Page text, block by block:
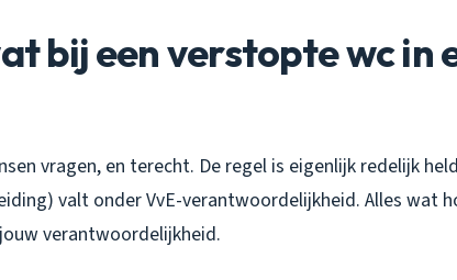
bij een verstopte wc in
vragen, en terecht. De regel is eigenlijk redelijk
valt onder VvE-verantwoordelijkheid. Alles wat
verantwoordelijkheid.